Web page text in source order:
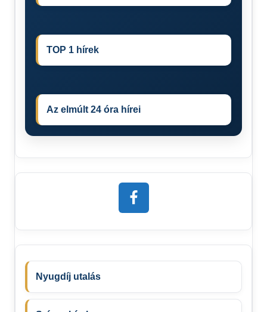
TOP 1 hírek
Az elmúlt 24 óra hírei
Nyugdíj utalás